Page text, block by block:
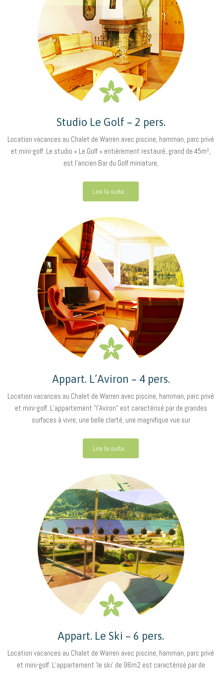
Studio Le Golf – 2 pers.
Location vacances au Chalet de Warren avec piscine, hamman, parc privé
et mini-golf. Le studio « Le Golf » entièrement restauré, grand de 45m²,
est l’ancien Bar du Golf miniature,
Lire la suite...
Appart. L’Aviron – 4 pers.
Location vacances au Chalet de Warren avec piscine, hamman, parc privé
et mini-golf. L’appartement “l’Aviron“ est caractérisé par de grandes
surfaces à vivre, une belle clarté, une magnifique vue sur
Lire la suite...
Appart. Le Ski – 6 pers.
Location vacances au Chalet de Warren avec piscine, hamman, parc privé
et mini-golf. L’appartement ‘le ski’ de 96m2 est caractérisé par de